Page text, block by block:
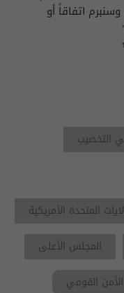
اتفاقاً أو
التخصيب
المتحدة الأمريكية
المجلس الأعلى
الأمن القومي